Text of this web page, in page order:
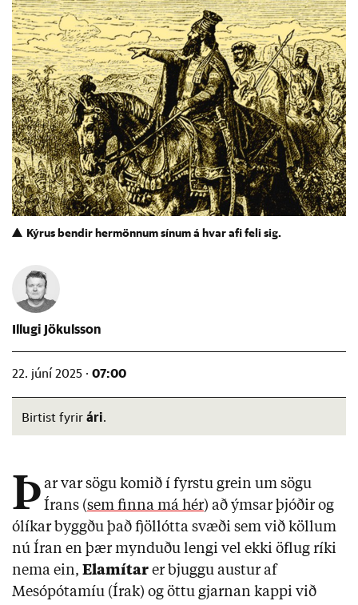
Kýrus bendir hermönnum sínum á hvar afi feli sig.
Illugi Jökulsson
22. júní 2025 · 07:00
Birtist fyrir ári.
Þ ar var sögu komið í fyrstu grein um sögu
Írans (sem finna má hér) að ýmsar þjóðir og
ólíkar byggðu það fjöllótta svæði sem við köllum
nú Íran en þær mynduðu lengi vel ekki öflug ríki
nema ein, Elamítar er bjuggu austur af
Mesópótamíu (Írak) og öttu gjarnan kappi við